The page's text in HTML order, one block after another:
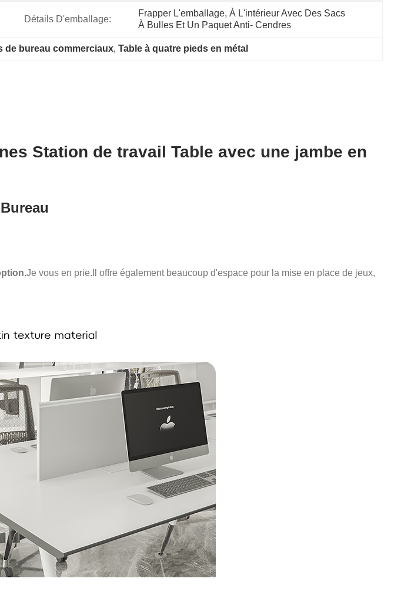
Détails D'emballage:
Frapper L'emballage, À L'intérieur Avec Des Sacs
À Bulles Et Un Paquet Anti- Cendres
de bureau commerciaux, Table à quatre pieds en métal
Station de travail Table avec une jambe en
Je vous en prie. Il offre également beaucoup d'espace pour la mise en place de jeux,